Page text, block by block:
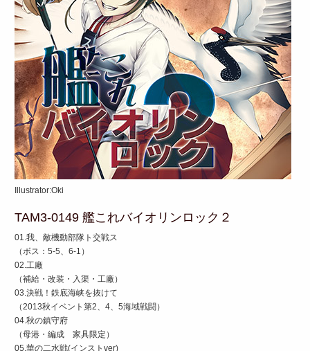
Illustrator:Oki
TAM3-0149 艦これバイオリンロック２
01.我、敵機動部隊ト交戦ス
（ボス：5-5、6-1）
02.工廠
（補給・改装・入渠・工廠）
03.決戦！鉄底海峡を抜けて
（2013秋イベント第2、4、5海域戦闘）
04.秋の鎮守府
（母港・編成 家具限定）
05.華の二水戦(インストver)